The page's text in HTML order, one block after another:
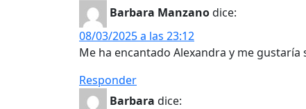
Barbara Manzanodice:
08/03/2025 a las 23:12
Me ha encantado Alexandra y me
Responder
Barbara dice: